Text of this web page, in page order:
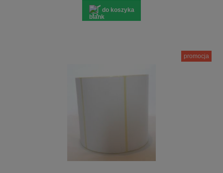
do koszyka
promocja